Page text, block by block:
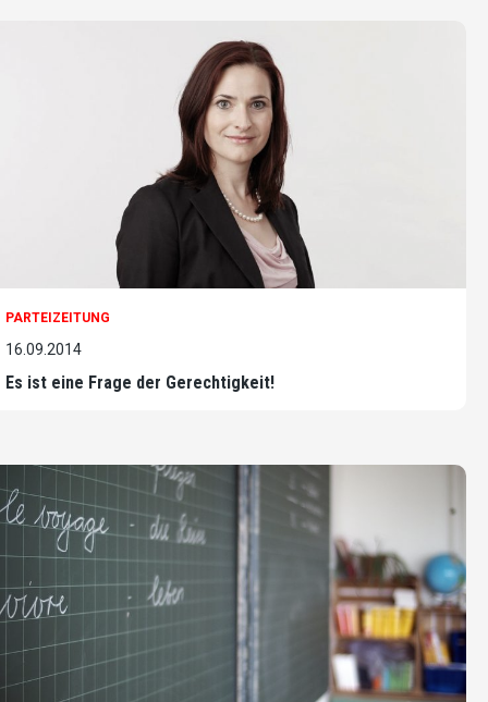
PARTEIZEITUNG
16.09.2014
Es ist eine Frage der Gerechtigkeit!